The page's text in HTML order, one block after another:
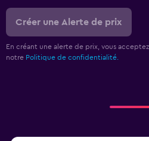
Créer une Alerte de prix
En créant une alerte de prix, vous
notre Politique de confidentialité.